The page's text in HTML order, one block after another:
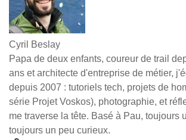
Cyril Beslay
Papa de deux enfants, coureur de trail
ans et architecte d'entreprise de métier,
depuis 2007 : tutoriels tech, projets de
série Projet Voskos), photographie, et
me traverse la tête. Basé à Pau, toujours
toujours un peu curieux.